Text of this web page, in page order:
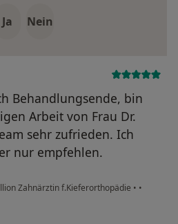
Ja Nein
Behandlungsende, bin
Arbeit von Frau Dr.
sehr zufrieden. Ich
nur empfehlen.
Zahnärztin f.Kieferorthopädie • •